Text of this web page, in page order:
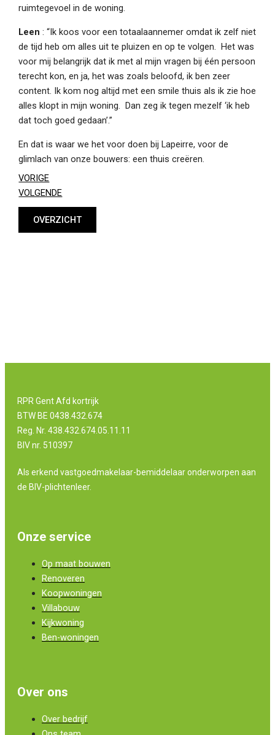
ruimtegevoel in de woning.
Leen : “Ik koos voor een totaalaannemer omdat ik zelf niet
de tijd heb om alles uit te pluizen en op te volgen. Het was
voor mij belangrijk dat ik met al mijn vragen bij één persoon
terecht kon, en ja, het was zoals beloofd, ik ben zeer
content. Ik kom nog altijd met een smile thuis als ik zie hoe
alles klopt in mijn woning. Dan zeg ik tegen mezelf ‘ik heb
dat toch goed gedaan’.”
En dat is waar we het voor doen bij Lapeirre, voor de
glimlach van onze bouwers: een thuis creëren.
VORIGE
VOLGENDE
OVERZICHT
RPR Gent Afd kortrijk
BTW BE 0438.432.674
Reg. Nr. 438.432.674.05.11.11
BIV nr. 510397
Als erkend vastgoedmakelaar-bemiddelaar onderworpen aan
de BIV-plichtenleer.
Onze service
Op maat bouwen
Renoveren
Koopwoningen
Villabouw
Kijkwoning
Ben-woningen
Over ons
Over bedrijf